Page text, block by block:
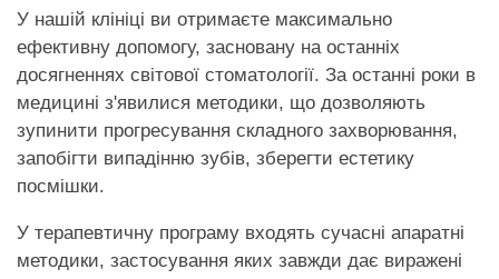
У нашій клініці ви отримаєте максимально
ефективну допомогу, засновану на останніх
досягненнях світової стоматології. За останні роки в
медицині з'явилися методики, що дозволяють
зупинити прогресування складного захворювання,
запобігти випадінню зубів, зберегти естетику
посмішки.
У терапевтичну програму входять сучасні апаратні
методики, застосування яких завжди дає виражені